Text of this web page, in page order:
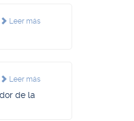
Leer más
Leer más
de la